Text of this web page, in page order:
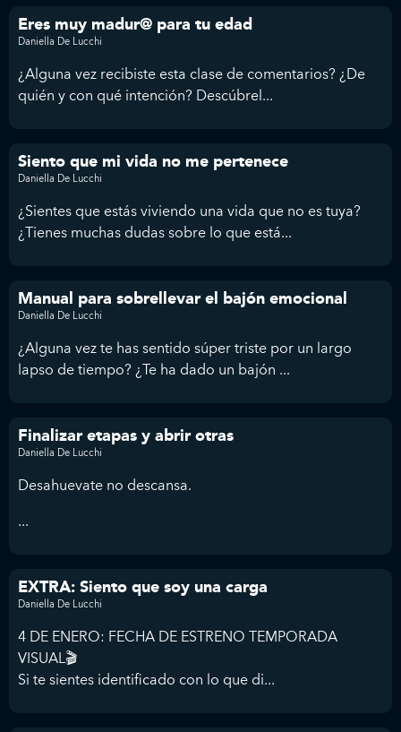
Eres muy madur@ para tu edad
Daniella De Lucchi
¿Alguna vez recibiste esta clase de comentarios? ¿De
quién y con qué intención? Descúbrel...
Siento que mi vida no me pertenece
Daniella De Lucchi
¿Sientes que estás viviendo una vida que no es tuya?
¿Tienes muchas dudas sobre lo que está...
Manual para sobrellevar el bajón emocional
Daniella De Lucchi
¿Alguna vez te has sentido súper triste por un largo
lapso de tiempo? ¿Te ha dado un bajón ...
Finalizar etapas y abrir otras
Daniella De Lucchi
Desahuevate no descansa.
...
EXTRA: Siento que soy una carga
Daniella De Lucchi
4 DE ENERO: FECHA DE ESTRENO TEMPORADA
VISUAL🎬
Si te sientes identificado con lo que di...